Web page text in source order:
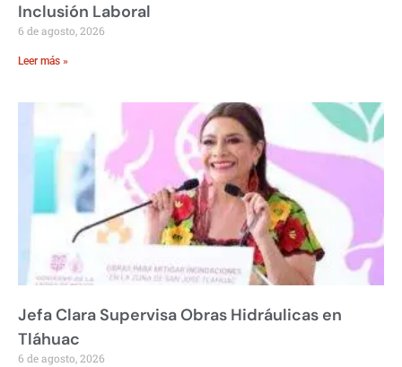
Inclusión Laboral
6 de agosto, 2026
Leer más »
Jefa Clara Supervisa Obras Hidráulicas en
Tláhuac
6 de agosto, 2026